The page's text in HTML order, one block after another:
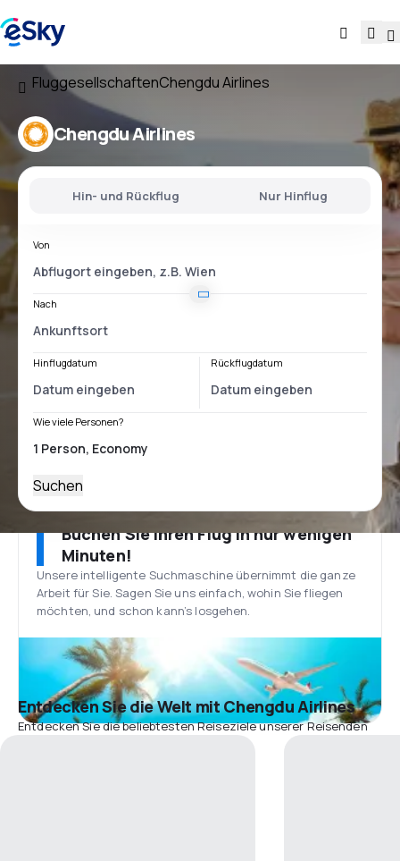
FluggesellschaftenChengdu Airlines
Chengdu Airlines
Hin- und Rückflug Nur Hinflug
Von
Nach
Hinflugdatum Rückflugdatum
Wie viele Personen?
Suchen
Buchen Sie Ihren Flug in nur wenigen
Minuten!
Unsere intelligente Suchmaschine übernimmt die ganze
Arbeit für Sie. Sagen Sie uns einfach, wohin Sie fliegen
möchten, und schon kann’s losgehen.
Entdecken Sie die Welt mit Chengdu Airlines
Entdecken Sie die beliebtesten Reiseziele unserer Reisenden